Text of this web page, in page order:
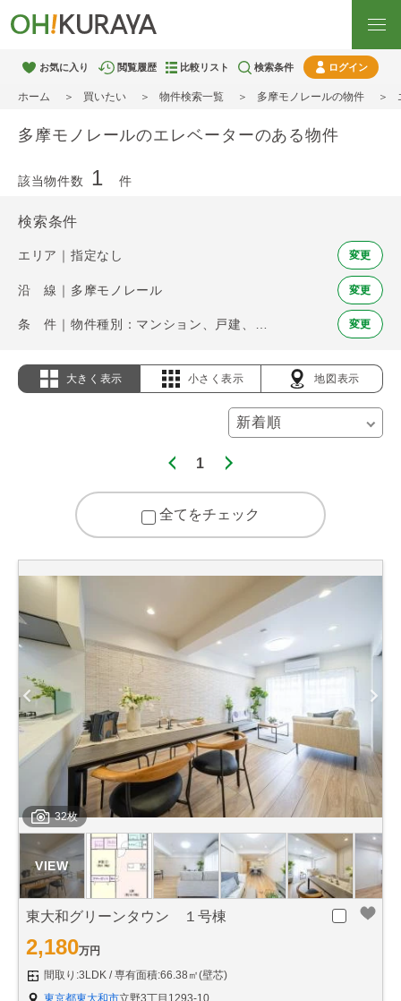
お気に入り 閲覧履歴 比較リスト 検索条件 ログイン
ホーム 買いたい 物件検索一覧 多摩モノレールの物件
多摩モノレールのエレベーターのある物件
該当物件数 1 件
検索条件
エリア｜指定なし 変更
沿 線｜多摩モノレール 変更
変更
大きく表示 小さく表示 地図表示
1
全てをチェック
32枚
東大和グリーンタウン １号棟
2,180万円
間取り:3LDK
専有面積:66.38㎡(壁芯)